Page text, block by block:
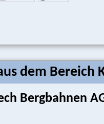
dem Bereich
Bergbahnen